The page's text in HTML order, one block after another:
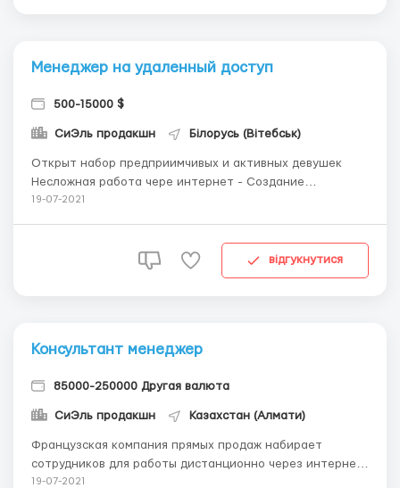
Менеджер на удаленный доступ
500-15000 $
СиЭль продакшн Білорусь (Вітебськ)
Открыт набор предприимчивых и активных девушек
Несложная работа чере интернет - Создание
клиентской и партнерской базы с нуля -
Информационное сопровождение Требования к
19-07-2021
відгукнутися
Консультант менеджер
85000-250000 Другая валюта
СиЭль продакшн Казахстан (Алмати)
Французская компания прямых продаж набирает
сотрудников для работы дистанционно через интернет
в режиме home office Несложная подработка с
19-07-2021